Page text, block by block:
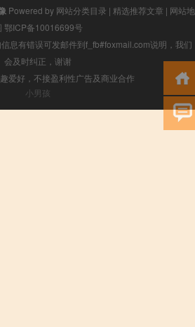
Powered by 网站分类目录 | 精选推荐文章 | 网站地
鄂ICP备10016699号
息有错误可发邮件到f_fb#foxmail.com说明，我们
会及时纠正，谢谢
爱好，不接盈利性广告及商业合作
小男孩